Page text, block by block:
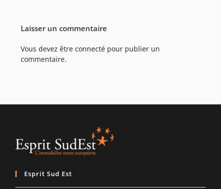
Laisser un commentaire
Vous devez êtreconnecté pour publier un
commentaire.
Esprit Sud Est